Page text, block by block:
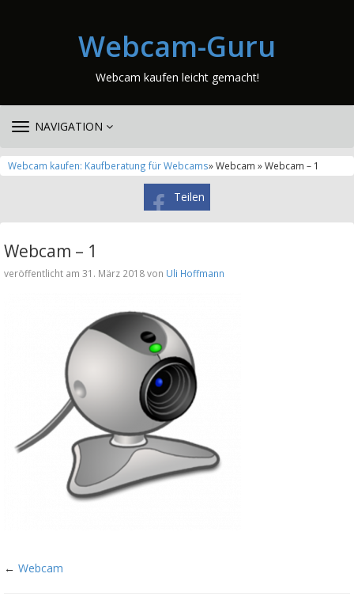
Webcam-Guru
Webcam kaufen leicht gemacht!
TOGGLE
NAVIGATION
Webcam kaufen: Kaufberatung für Webcams» Webcam » Webcam – 1
Teilen
Webcam – 1
veröffentlicht am 31. März 2018 von Uli Hoffmann
← Webcam